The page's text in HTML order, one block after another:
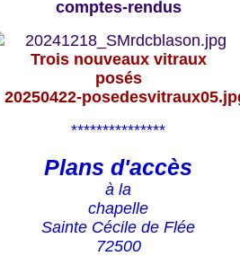
comptes-rendus
Trois nouveaux vitraux
posés
***************
Plans d'accès
à la
chapelle
Sainte Cécile de Flée
72500